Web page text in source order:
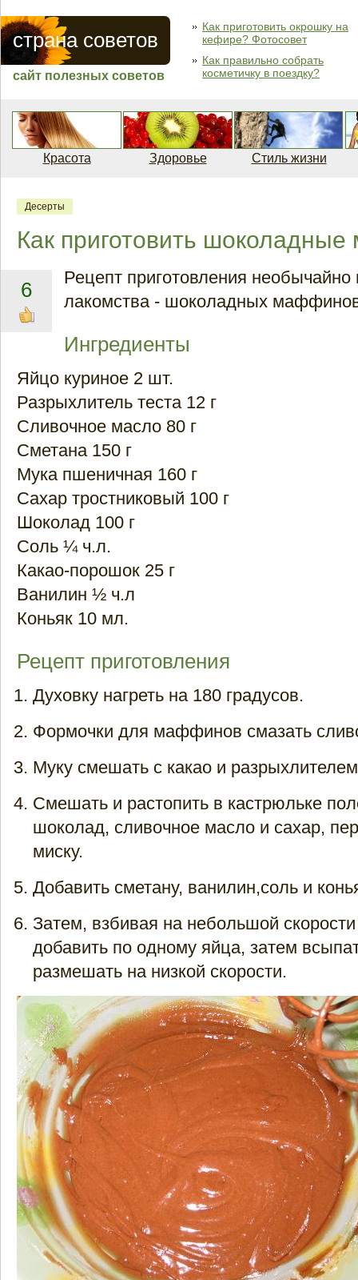
страна советов
сайт полезных советов
Как приготовить окрошку на
кефире? Фотосовет
Как правильно собрать
косметичку в поездку?
Красота Здоровье Стиль жизни
Десерты
Как приготовить
6
Рецепт приготовления необычайно
лакомства - шоколадных
Ингредиенты
Яйцо куриное 2 шт.
Разрыхлитель теста 12 г
Сливочное масло 80 г
Сметана 150 г
Мука пшеничная 160 г
Сахар тростниковый 100 г
Шоколад 100 г
Соль ¼ ч.л.
Какао-порошок 25 г
Ванилин ½ ч.л
Коньяк 10 мл.
Рецепт приготовления
Духовку нагреть на 180 градусов.
Формочки для маффинов смазать
Муку смешать с какао и
Смешать и растопить в кастрюльке
шоколад, сливочное масло и сахар,
миску.
Добавить сметану, ванилин,соль и
Затем, взбивая на небольшой
добавить по одному яйца, затем
размешать на низкой скорости.